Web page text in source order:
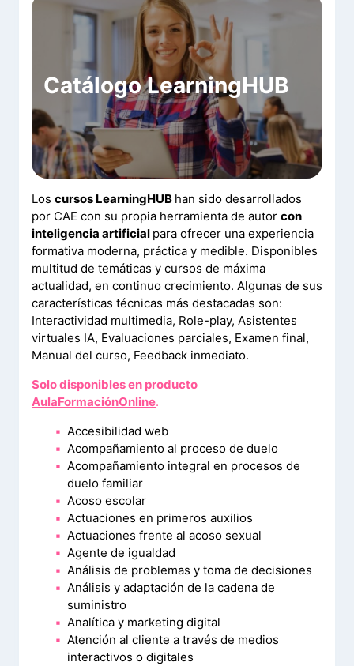
Catálogo LearningHUB
Los cursos LearningHUB han sido desarrollados
por CAE con su propia herramienta de autor con
inteligencia artificial para ofrecer una experiencia
formativa moderna, práctica y medible. Disponibles
multitud de temáticas y cursos de máxima
actualidad, en continuo crecimiento. Algunas de sus
características técnicas más destacadas son:
Interactividad multimedia, Role-play, Asistentes
virtuales IA, Evaluaciones parciales, Examen final,
Manual del curso, Feedback inmediato.
Solo disponibles en producto
AulaFormaciónOnline.
Accesibilidad web
Acompañamiento al proceso de duelo
Acompañamiento integral en procesos de
duelo familiar
Acoso escolar
Actuaciones en primeros auxilios
Actuaciones frente al acoso sexual
Agente de igualdad
Análisis de problemas y toma de decisiones
Análisis y adaptación de la cadena de
suministro
Analítica y marketing digital
Atención al cliente a través de medios
interactivos o digitales